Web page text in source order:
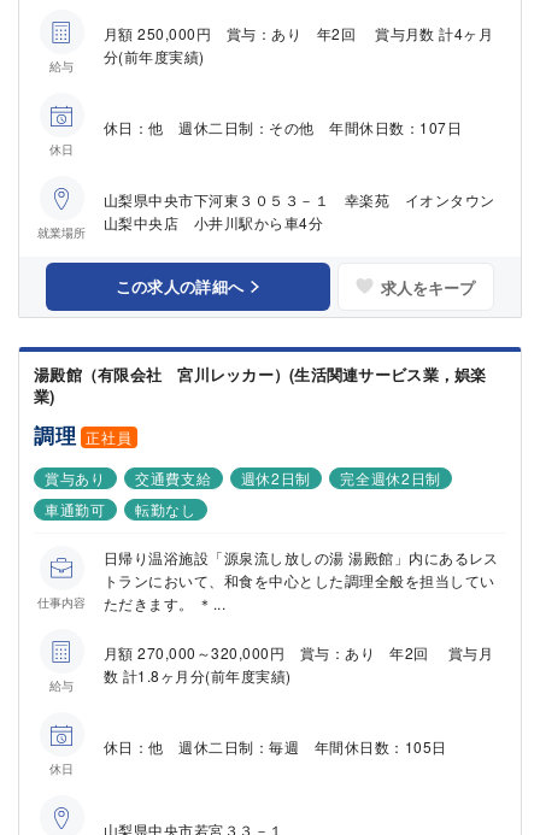
給与
月額 250,000円 賞与：あり 年2回 賞与月数 計4ヶ月
分(前年度実績)
休日
休日：他 週休二日制：その他 年間休日数：107日
就業場所
山梨県中央市下河東３０５３－１ 幸楽苑 イオンタウン
山梨中央店 小井川駅から車4分
この求人の詳細へ 求人をキープ
湯殿館（有限会社 宮川レッカー）(生活関連サービス業，娯楽
業)
調理 正社員
賞与あり
交通費支給 週休2日制
完全週休2日制
車通勤可
転勤なし
仕事内容
日帰り温浴施設「源泉流し放しの湯 湯殿館」内にあるレス
トランにおいて、和食を中心とした調理全般を担当してい
ただきます。 ＊...
給与
月額 270,000～320,000円 賞与：あり 年2回 賞与月
数 計1.8ヶ月分(前年度実績)
休日
休日：他 週休二日制：毎週 年間休日数：105日
山梨県中央市若宮３３－１